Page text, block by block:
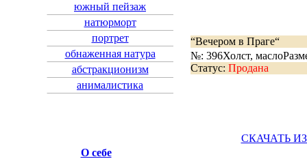
южный пейзаж
натюрморт
портрет
обнаженная натура
абстракционизм
анималистика
О себе
“Вечером в Праге“
№: 396Холст, масло
Статус: Продана
СКАЧАТЬ